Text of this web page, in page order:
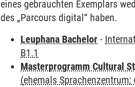
eines gebrauchten Exemplars
des „Parcours digital“ haben.
Leuphana Bachelor -
B1.1
Masterprogramm Cultural
(ehemals Sprachenzentrum;